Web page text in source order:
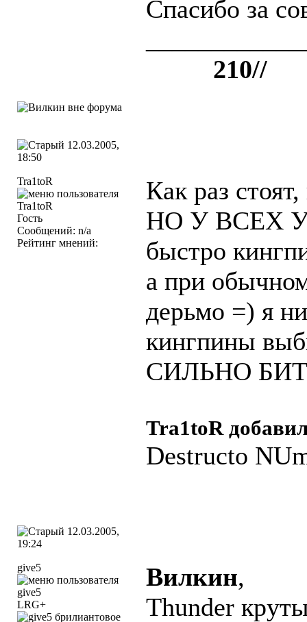
Спасибо за
210//
12.03.2005,
18:50
Tra1toR
Гость
Сообщений: n/a
Рейтинг мнений:
Как раз
НО У ВСЕХ У
быстро
а при
дерьмо =) я
кингпины
СИЛЬНО
Tra1toR
Destructo
12.03.2005,
19:24
give5
LRG+
Вилкин,
Thunder